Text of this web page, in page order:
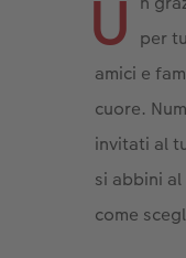
U per
amici e
cuore.
invitati al
si abbini
come